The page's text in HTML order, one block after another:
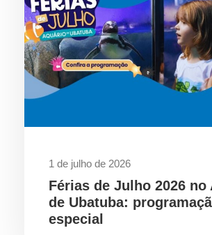
1 de julho de 2026
Férias de Julho 2026 no
de Ubatuba:
especial